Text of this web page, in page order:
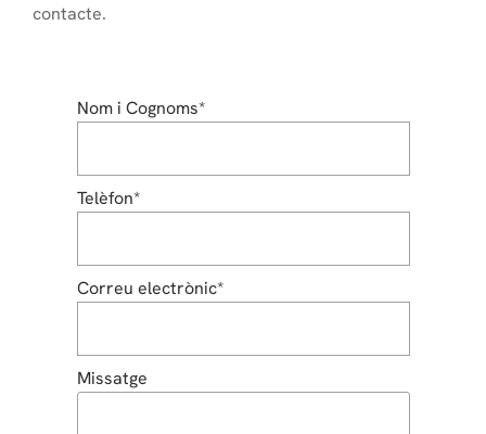
contacte.
Nom i Cognoms*
Telèfon*
Correu electrònic*
Missatge